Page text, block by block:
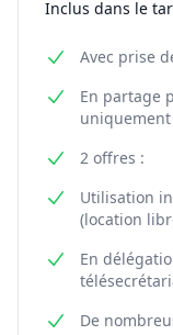
Inclus dans le
Avec prise
En partage
uniquement
2 offres :
Utilisation
(location
En
De